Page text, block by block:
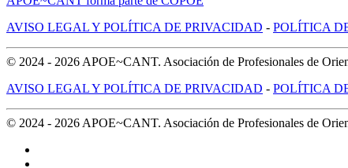
AVISO LEGAL Y POLÍTICA DE PRIVACIDAD - POLÍTICA
© 2024 - 2026 APOE~CANT. Asociación de Profesionales de
AVISO LEGAL Y POLÍTICA DE PRIVACIDAD - POLÍTICA
© 2024 - 2026 APOE~CANT. Asociación de Profesionales de